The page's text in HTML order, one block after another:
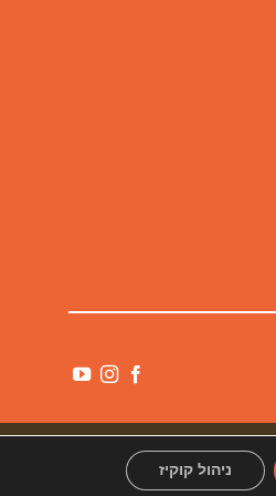
ניהול קוקיז